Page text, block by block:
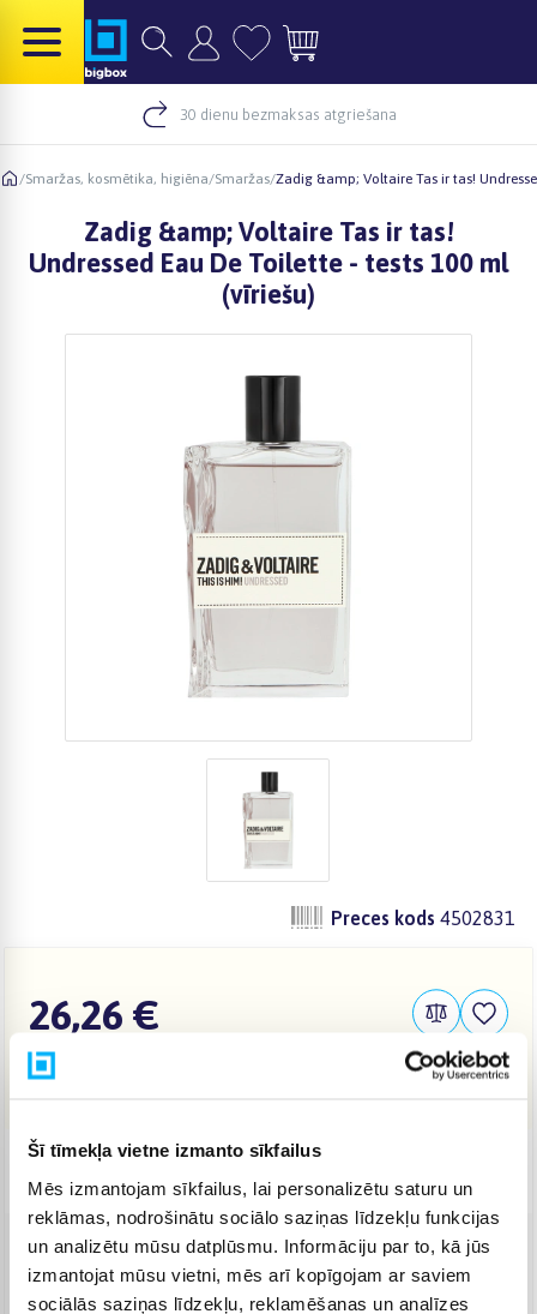
Šī tīmekļa vietne izmanto sīkfailus
Mēs izmantojam sīkfailus, lai personalizētu saturu un
reklāmas, nodrošinātu sociālo saziņas līdzekļu funkcijas
un analizētu mūsu datplūsmu. Informāciju par to, kā jūs
izmantojat mūsu vietni, mēs arī kopīgojam ar saviem
sociālās saziņas līdzekļu, reklamēšanas un analīzes
30 dienu bezmaksas atgriešana
/Smaržas, kosmētika, higiēna/Smaržas/Zadig &amp; Voltaire Tas ir tas!
Zadig &amp; Voltaire Tas ir tas!
Undressed Eau De Toilette - tests 100 ml
(vīriešu)
Preces kods 4502831
26,26 €
Piegāde: 7-14 d.d.
Venipak pakomāts 2,99 € )
Augusts 17d. - Augusts 26d.